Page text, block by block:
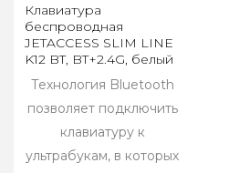
Клавиатура
беспроводная
JETACCESS SLIM LINE
K12 BT, BT+2.4G, белый
Технология Bluetooth
позволяет подключить
клавиатуру к
ультрабукам, в которых